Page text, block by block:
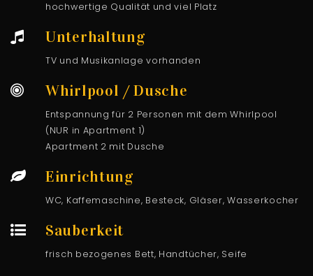
hochwertige Qualität und viel Platz
Unterhaltung
TV und Musikanlage vorhanden
Whirlpool / Dusche
Entspannung für 2 Personen mit dem Whirlpool
(NUR in Apartment 1)
Apartment 2 mit Dusche
Einrichtung
WC, Kaffemaschine, Besteck, Gläser, Wasserkocher
Sauberkeit
frisch bezogenes Bett, Handtücher, Seife